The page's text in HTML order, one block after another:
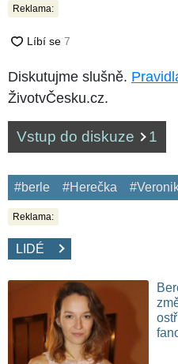
Reklama:
Diskutujme slušně.
ŽivotvČesku.cz.
Vstup do diskuze 1
#berle #Herečka
Reklama:
LIDÉ